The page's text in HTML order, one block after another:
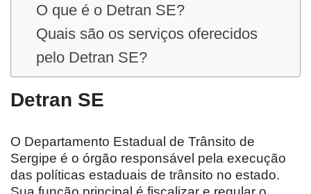
O que é o Detran SE?
Quais são os serviços oferecidos
pelo Detran SE?
Detran SE
O Departamento Estadual de Trânsito de
Sergipe é o órgão responsável pela execução
das políticas estaduais de trânsito no estado.